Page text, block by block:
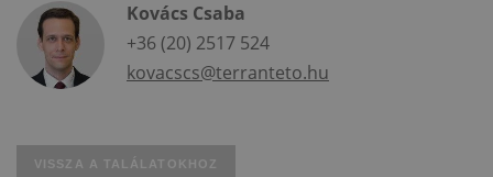
Kovács Csaba
+36 (20) 2517 524
kovacscs@terranteto.hu
VISSZA A TALÁLATOKHOZ